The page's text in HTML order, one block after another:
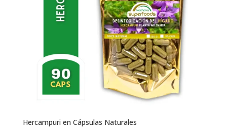
Hercampuri en Cápsulas Naturales